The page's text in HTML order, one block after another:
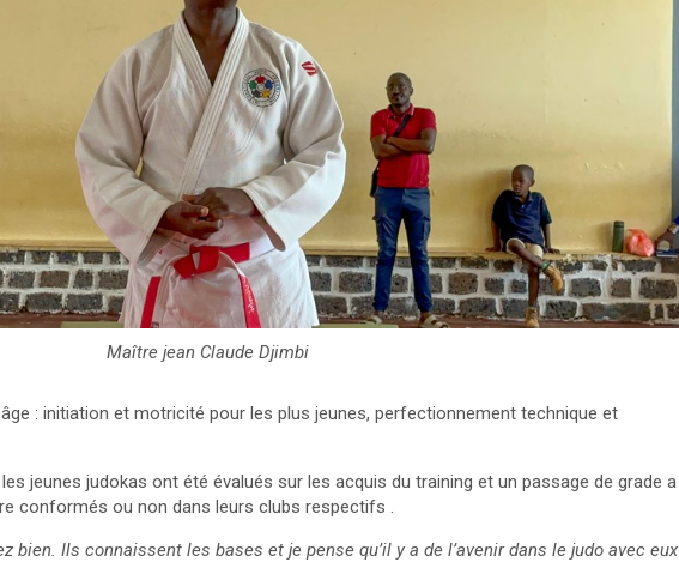
Maître jean Claude Djimbi
: initiation et motricité pour les plus jeunes, perfectionnement technique et
les jeunes judokas ont été évalués sur les acquis du training et un passage de grade a
conformés ou non dans leurs clubs respectifs .
bien. Ils connaissent les bases et je pense qu’il y a de l’avenir dans le judo avec eux